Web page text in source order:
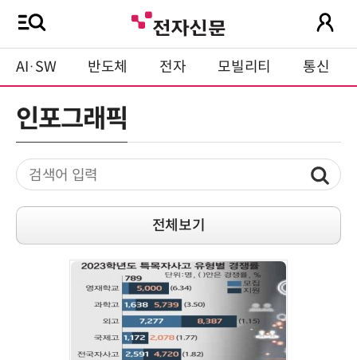
AI·SW 반도체 전자 모빌리티 통신
인포그래픽
전체보기